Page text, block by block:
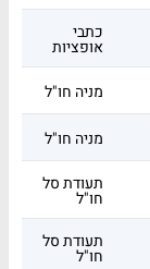
כתבי
אופציות
מניה חו"ל
מניה חו"ל
תעודת סל
חו"ל
תעודת סל
חו"ל